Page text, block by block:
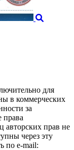
для
в коммерческих
за
права
авторских прав не
через эту
по e-mail: